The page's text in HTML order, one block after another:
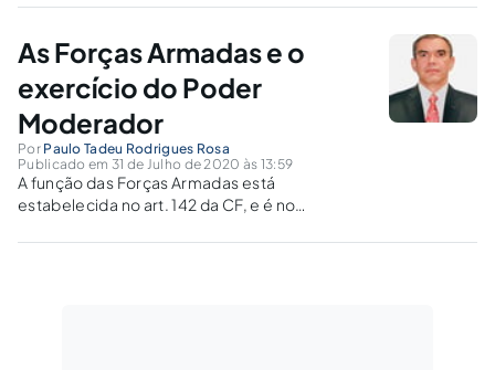
sobre o procedimento e princípios a serem observados.
As Forças Armadas e o
exercício do Poder
Moderador
Por Paulo Tadeu Rodrigues Rosa
Publicado em 31 de Julho de 2020 às 13:59
A função das Forças Armadas está
estabelecida no art. 142 da CF, e é no
da União asseguram a todos os brasileiros, os